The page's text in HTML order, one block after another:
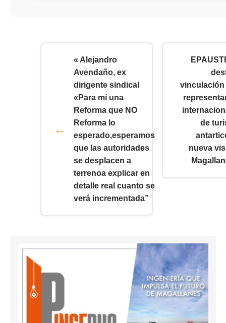
« Alejandro
Avendaño, ex
dirigente sindical
«Para mí una
Reforma que NO
Reforma lo
esperado,esperamos
que las autoridades
se desplacen a
terrenoa explicar en
detalle real cuanto se
verá incrementada”
vinculación
de
nueva